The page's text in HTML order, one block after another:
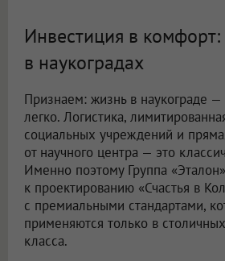
Инвестиция в комфорт:
в наукоградах
Признаем: жизнь в наукограде —
легко. Логистика,
социальных учреждений и
от научного центра — это
Именно поэтому Группа
к проектированию «Счастья в
с премиальными стандартами,
применяются только в
класса.